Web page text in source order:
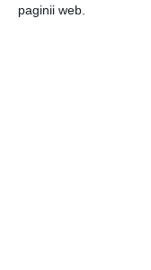
paginii web.